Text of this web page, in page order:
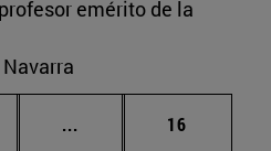
emérito de la
... Páginas intermedias
Página
16